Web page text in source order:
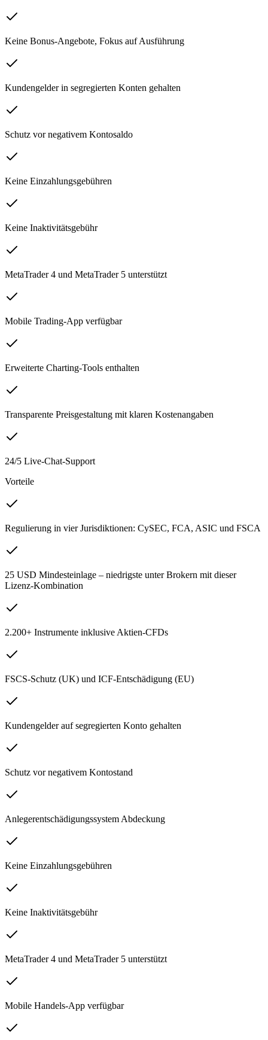
Keine Bonus-Angebote, Fokus auf Ausführung
Kundengelder in segregierten Konten gehalten
Schutz vor negativem Kontosaldo
Keine Einzahlungsgebühren
Keine Inaktivitätsgebühr
MetaTrader 4 und MetaTrader 5 unterstützt
Mobile Trading-App verfügbar
Erweiterte Charting-Tools enthalten
Transparente Preisgestaltung mit klaren Kostenangaben
24/5 Live-Chat-Support
Vorteile
Regulierung in vier Jurisdiktionen: CySEC, FCA, ASIC und FSCA
25 USD Mindesteinlage – niedrigste unter Brokern mit dieser
Lizenz-Kombination
2.200+ Instrumente inklusive Aktien-CFDs
FSCS-Schutz (UK) und ICF-Entschädigung (EU)
Kundengelder auf segregierten Konto gehalten
Schutz vor negativem Kontostand
Anlegerentschädigungssystem Abdeckung
Keine Einzahlungsgebühren
Keine Inaktivitätsgebühr
MetaTrader 4 und MetaTrader 5 unterstützt
Mobile Handels-App verfügbar